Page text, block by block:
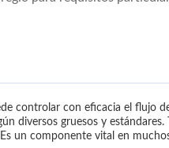
controlar con eficacia el
diversos gruesos y
un componente vital en